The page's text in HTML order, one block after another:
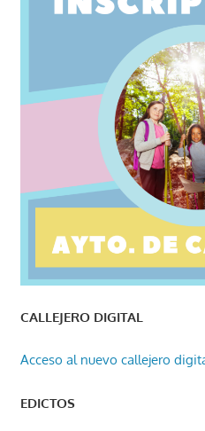
CALLEJERO DIGITAL
Acceso al nuevo callejero
EDICTOS